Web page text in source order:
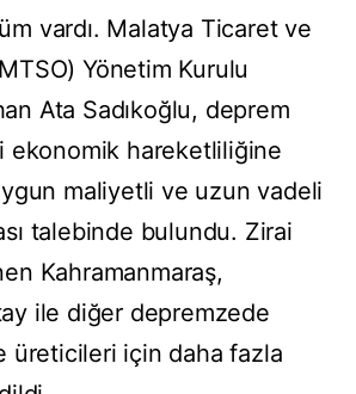
vardı. Malatya Ticaret ve
Yönetim Kurulu
Ata Sadıkoğlu, deprem
ekonomik hareketliliğine
maliyetli ve uzun vadeli
talebinde bulundu. Zirai
Kahramanmaraş,
ile diğer depremzede
üreticileri için daha fazla